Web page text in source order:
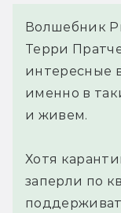
Волшебник
Терри
интересные
именно в
и живем.
Хотя
заперли по